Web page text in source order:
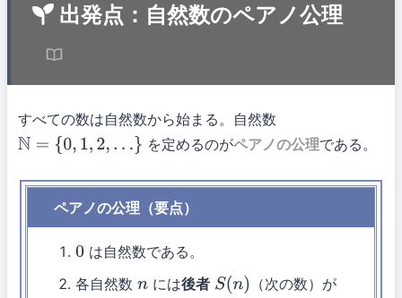
出発点：自然数のペアノ公理
すべての数は自然数から始まる。自然数
N={0 1 ,2, …} を定めるのがペアノの公理である。
ペアノの公理（要点）
0は自然数である。
各自然数 nには後者 S(n)
（次の数）が